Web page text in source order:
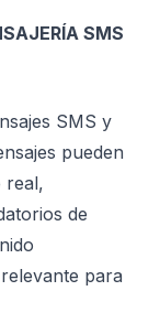
SMS
SMS y
pueden
real,
de
para